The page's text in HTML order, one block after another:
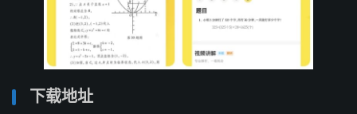
下载地址